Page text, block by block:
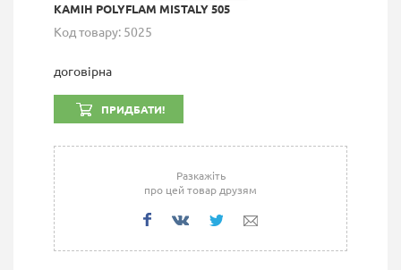
КАМІН POLYFLAM MISTALY 505
Код товару: 5025
договірна
ПРИДБАТИ!
Разкажіть
про цей товар друзям